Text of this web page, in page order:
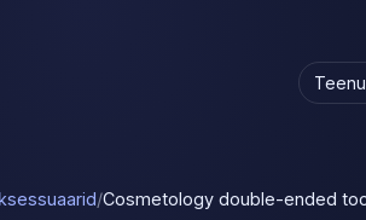
/Cosmetology double-ended